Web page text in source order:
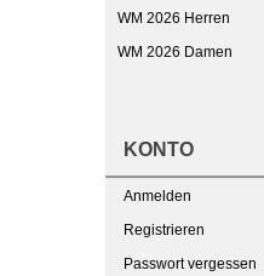
WM 2026 Herren
WM 2026 Damen
KONTO
Anmelden
Registrieren
Passwort vergessen